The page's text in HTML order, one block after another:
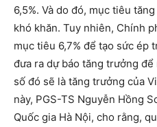
6,5%. Và do đó, mục tiêu
khó khăn. Tuy nhiên, Chính
mục tiêu 6,7% để tạo sức ép
đưa ra dự báo tăng trưởng
số đó sẽ là tăng trưởng của
này, PGS-TS Nguyễn Hồng
Quốc gia Hà Nội, cho rằng,